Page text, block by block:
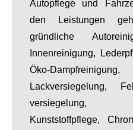
Autopflege und
den Leistungen
gründliche
Innenreinigung,
Öko-
Lackversiegelung,
versiegelung,
Kunststoffpflege,